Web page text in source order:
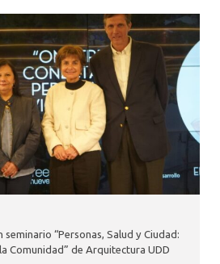
“Personas, Salud y Ciudad:
Comunidad” de Arquitectura UDD